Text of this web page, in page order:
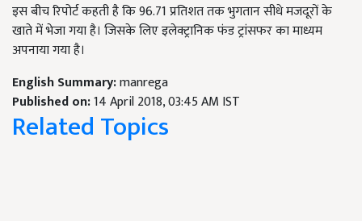
इस बीच रिपोर्ट कहती है कि 96.71 प्रतिशत तक भुगतान सीधे मजदूरों के
खाते में भेजा गया है। जिसके लिए इलेक्ट्रानिक फंड ट्रांसफर का माध्यम
अपनाया गया है।
English Summary:manrega
Published on:14 April 2018, 03:45 AM IST
Related Topics